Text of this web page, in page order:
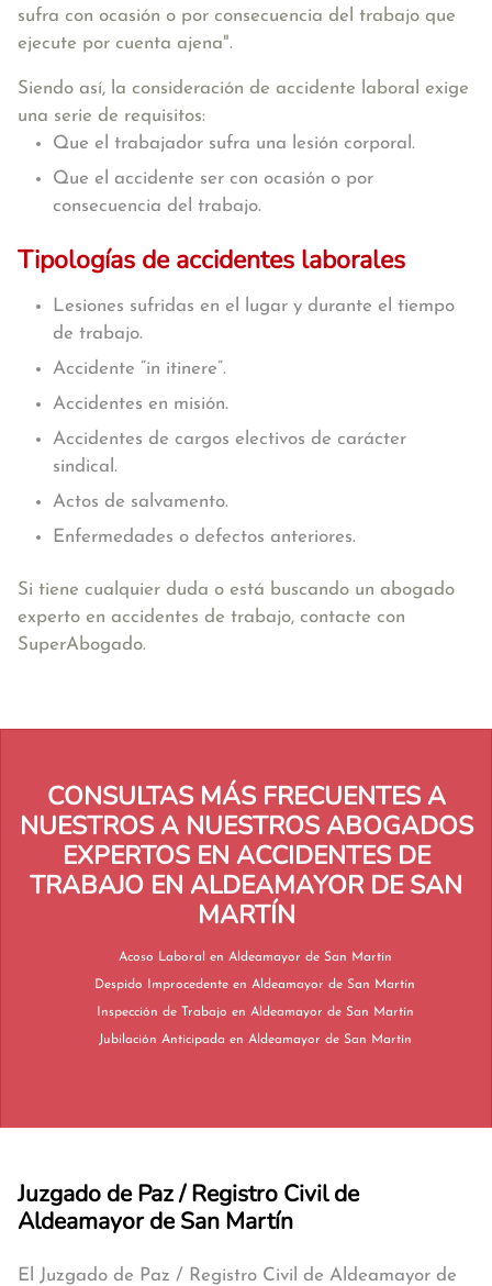
sufra con ocasión o por consecuencia del trabajo que
ejecute por cuenta ajena".
Siendo así, la consideración de accidente laboral exige
una serie de requisitos:
Que el trabajador sufra una lesión corporal.
Que el accidente ser con ocasión o por
consecuencia del trabajo.
Tipologías de accidentes laborales
Lesiones sufridas en el lugar y durante el tiempo
de trabajo.
Accidente “in itinere”.
Accidentes en misión.
Accidentes de cargos electivos de carácter
sindical.
Actos de salvamento.
Enfermedades o defectos anteriores.
Si tiene cualquier duda o está buscando un abogado
experto en accidentes de trabajo, contacte con
SuperAbogado.
CONSULTAS MÁS FRECUENTES A
NUESTROS A NUESTROS ABOGADOS
EXPERTOS EN ACCIDENTES DE
TRABAJO EN ALDEAMAYOR DE SAN
MARTÍN
Acoso Laboral en Aldeamayor de San Martín
Despido Improcedente en Aldeamayor de San Martín
Inspección de Trabajo en Aldeamayor de San Martín
Jubilación Anticipada en Aldeamayor de San Martín
Juzgado de Paz / Registro Civil de
Aldeamayor de San Martín
El Juzgado de Paz / Registro Civil de Aldeamayor de